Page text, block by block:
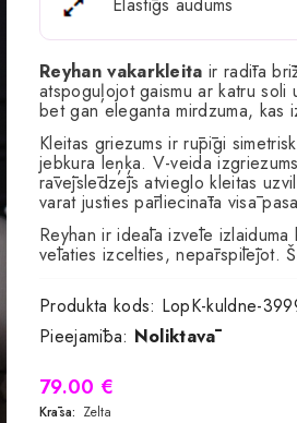
Reyhan vakarkleita ir radīta
atspoguļojot gaismu ar katru soli
bet gan eleganta mirdzuma, kas
Kleitas griezums ir rūpīgi
jebkura leņķa. V-veida
rāvējslēdzējs atvieglo kleitas
varat justies pārliecināta visā
Reyhan ir ideāla izvēle
vēlaties izcelties, nepārspīlējot.
Produkta kods: LopK-kuldne-
Pieejamība: Noliktavā
79.00 €
Krāsa: Zelta